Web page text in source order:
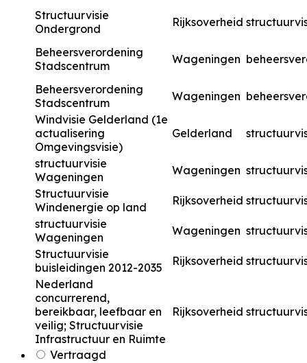
Structuurvisie
Ondergrond
Rijksoverheid
Beheersverordening
Stadscentrum
Wageningen
Beheersverordening
Stadscentrum
Wageningen
Windvisie Gelderland (1e
actualisering
Omgevingsvisie)
Gelderland
structuurvisie
Wageningen
Wageningen
Structuurvisie
Windenergie op land
Rijksoverheid
structuurvisie
Wageningen
Wageningen
Structuurvisie
buisleidingen 2012-2035
Rijksoverheid
Nederland
concurrerend,
bereikbaar, leefbaar en
veilig; Structuurvisie
Infrastructuur en Ruimte
Rijksoverheid
Vertraagd